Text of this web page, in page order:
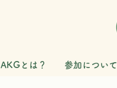
AKGとは？ 参加について